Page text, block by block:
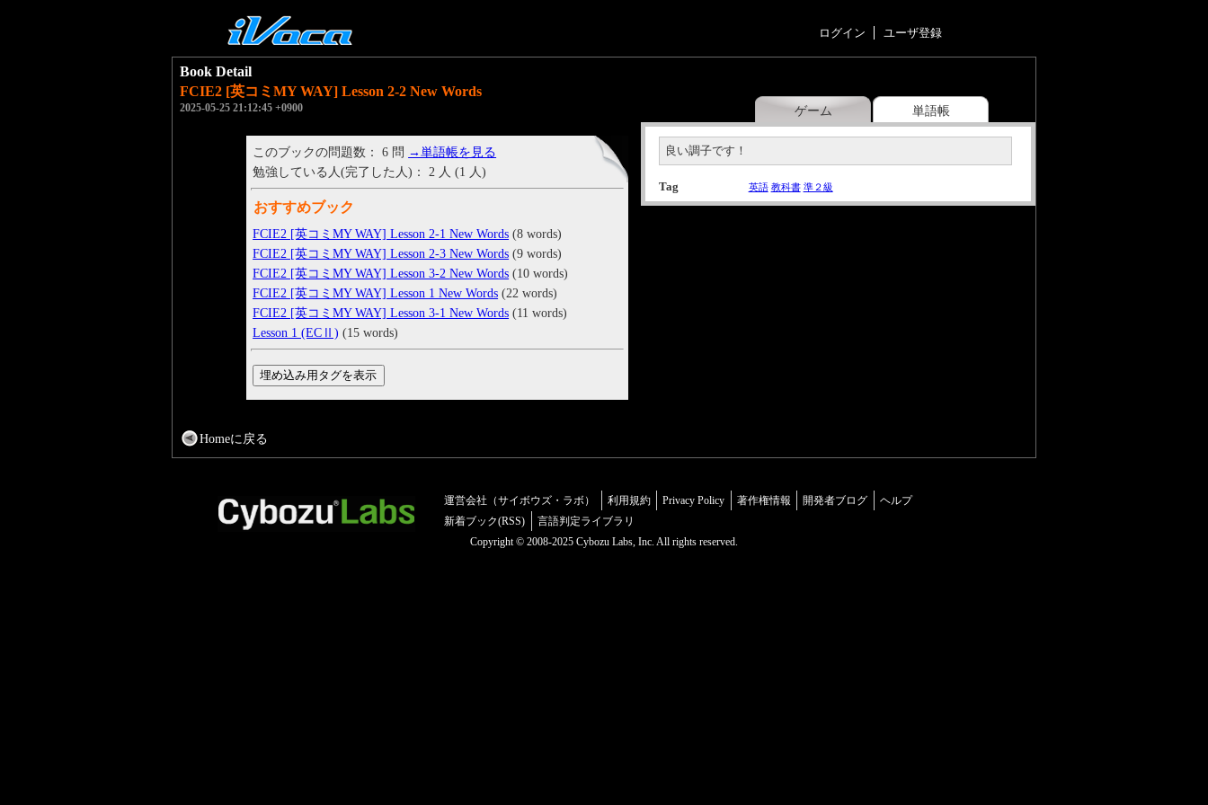
ログイン ユーザ登録
ゲーム 単語帳
Book Detail
FCIE2 [英コミMY WAY] Lesson 2-2 New Words
2025-05-25 21:12:45 +0900
良い調子です！
Tag 英語 教科書 準２級
このブックの問題数： 6 問 →単語帳を見る
勉強している人(完了した人)： 2 人 (1 人)
おすすめブック
FCIE2 [英コミMY WAY] Lesson 2-1 New Words (8 words)
FCIE2 [英コミMY WAY] Lesson 2-3 New Words (9 words)
FCIE2 [英コミMY WAY] Lesson 3-2 New Words (10 words)
FCIE2 [英コミMY WAY] Lesson 1 New Words (22 words)
FCIE2 [英コミMY WAY] Lesson 3-1 New Words (11 words)
Lesson 1 (ECⅡ) (15 words)
Homeに戻る
運営会社（サイボウズ・ラボ） 利用規約 Privacy Policy 著作権情報 開発者ブログ
ヘルプ
新着ブック(RSS)
言語判定ライブラリ
Copyright © 2008-2025 Cybozu Labs, Inc. All rights reserved.